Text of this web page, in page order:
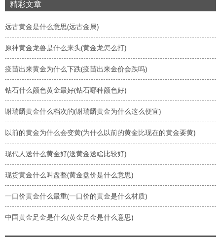
精彩文章
远古黄金是什么意思(远古金属)
原神黄金龙兽是什么来头(黄金龙怎么打)
疫苗出来黄金为什么下跌(疫苗出来金价会跌吗)
钻石什么颜色黄金最好(钻石哪种颜色好)
谢瑞麟黄金什么档次的(谢瑞麟黄金为什么这么便宜)
以前的黄金为什么会变黄(为什么以前的黄金比现在的黄金要黄)
现代人送什么黄金好(送黄金送啥比较好)
现货黄金什么叫盘整(黄金盘价是什么意思)
一口价黄金什么最重(一口价的黄金是什么材质)
中国黄金足金是什么(黄金足金是什么意思)